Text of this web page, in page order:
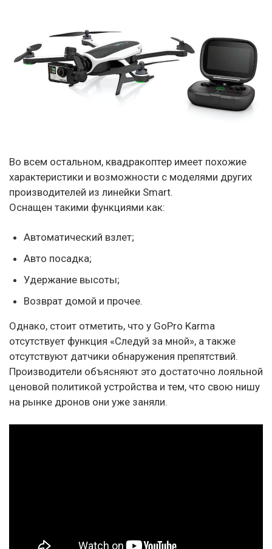
Во всем остальном, квадракоптер имеет похожие
характеристики и возможности с моделями других
производителей из линейки Smart.
Оснащен такими функциями как:
Автоматический взлет;
Авто посадка;
Удержание высоты;
Возврат домой и прочее.
Однако, стоит отметить, что у GoPro Karma
отсутствует функция «Следуй за мной», а также
отсутствуют датчики обнаружения препятствий.
Производители объясняют это достаточно лояльной
ценовой политикой устройства и тем, что свою нишу
на рынке дронов они уже заняли.